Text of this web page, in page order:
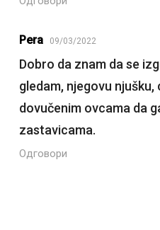
Pera 09/03/2022
Dobro da znam da se
gledam, njegovu njušku,
dovučenim ovcama da
zastavicama.
Одговори